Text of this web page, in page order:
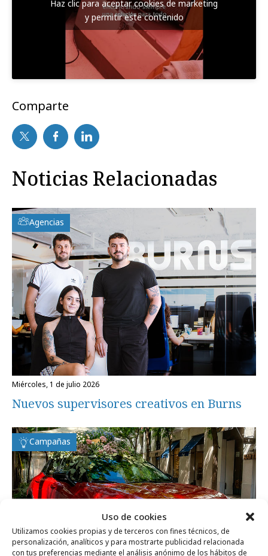
Uso de cookies
Utilizamos cookies propias y de terceros con fines técnicos, de
personalización, analíticos y para mostrarte publicidad relacionada
con tus preferencias mediante el análisis anónimo de los hábitos de
Haz clic para aceptar cookies de marketing
y permitir este contenido
Comparte
Noticias Relacionadas
Agencias
miércoles, 1 de julio 2026
Nuevos supervisores creativos en Burns
Campañas